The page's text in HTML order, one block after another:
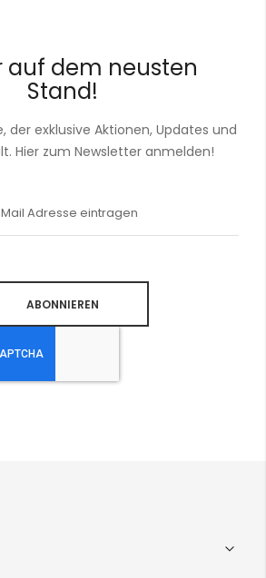
auf dem neusten
Stand!
der exklusive Aktionen, Updates und
Hier zum Newsletter anmelden!
ABONNIEREN